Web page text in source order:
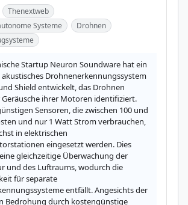
Thenextweb
Systeme
Drohnen
Startup Neuron Soundware hat ein
Drohnenerkennungssystem
Shield entwickelt, das Drohnen
ihrer Motoren identifiziert.
Sensoren, die zwischen 100 und
und nur 1 Watt Strom verbrauchen,
in elektrischen
eingesetzt werden. Dies
gleichzeitige Überwachung der
und des Luftraums, wodurch die
für separate
entfällt. Angesichts der
Bedrohung durch kostengünstige